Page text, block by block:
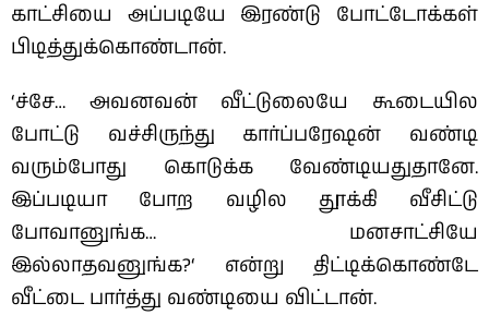
காட்சியை அப்படியே இரண்டு போட்டோக்கள்
பிடித்துக்கொண்டான்.
‘ச்சே… அவனவன் வீட்டுலையே கூடையில
போட்டு வச்சிருந்து கார்ப்பரேஷன் வண்டி
வரும்போது கொடுக்க வேண்டியதுதானே.
இப்படியா போற வழில தூக்கி வீசிட்டு
போவானுங்க… மனசாட்சியே
இல்லாதவனுங்க?‘ என்று திட்டிக்கொண்டே
வீட்டை பார்த்து வண்டியை விட்டான்.